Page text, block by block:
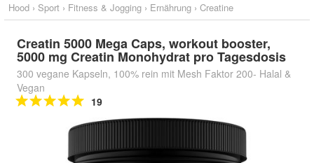
Hood › Sport › Fitness & Jogging › Ernährung › Creatine
Creatin 5000 Mega Caps, workout booster,
5000 mg Creatin Monohydrat pro Tagesdosis
300 vegane Kapseln, 100% rein mit Mesh Faktor 200- Halal &
Vegan
19